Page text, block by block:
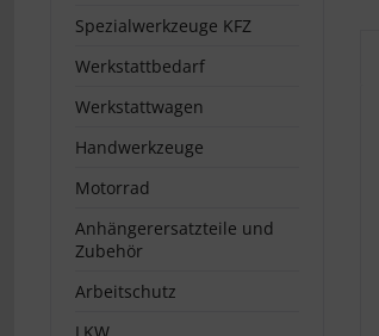
Spezialwerkzeuge KFZ
Werkstattbedarf
Werkstattwagen
Handwerkzeuge
Motorrad
Anhängerersatzteile und
Zubehör
Arbeitschutz